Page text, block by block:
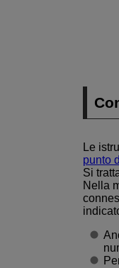
Le
punto
Si
Nella